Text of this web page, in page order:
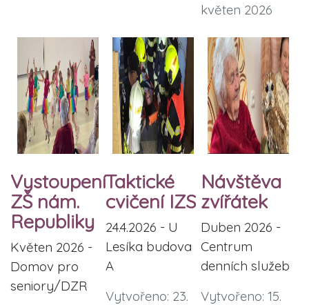
květen 2026
Vystoupení
ZŠ nám.
Republiky
Květen 2026 -
Domov pro
seniory/DZR
Taktické
cvičení IZS
24.4.2026 - U
Lesíka budova
A
Vytvořeno: 23.
Návštěva
zvířátek
Duben 2026 -
Centrum
denních služeb
Vytvořeno: 15.